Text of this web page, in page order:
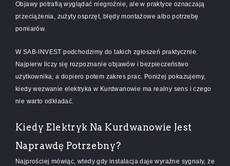
Objawy potrafią wyglądać niegroźnie, ale w praktyce oznaczają
przeciążenia, zużyty osprzęt, błędy montażowe albo potrzebę
pomiarów.
W SAB-INVEST podchodzimy do takich zgłoszeń praktycznie.
Najpierw liczy się rozpoznanie objawów i bezpieczeństwo
użytkownika, a dopiero potem zakres prac. Poniżej pokazujemy,
kiedy wezwanie elektryka w Kurdwanowie ma realny sens i czego
nie warto odkładać.
Kiedy Elektryk Na Kurdwanowie Jest
Naprawdę Potrzebny?
Najprościej mówiąc, wtedy gdy instalacja daje wyraźne sygnały, że